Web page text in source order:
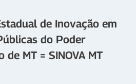
de Inovação em
do Poder
de MT = SINOVA MT